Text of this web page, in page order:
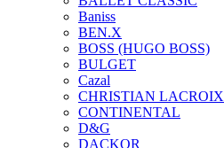
Baniss
BEN.X
BOSS (HUGO BOSS)
BULGET
Cazal
CHRISTIAN LACROIX
CONTINENTAL
D&G
DACKOR